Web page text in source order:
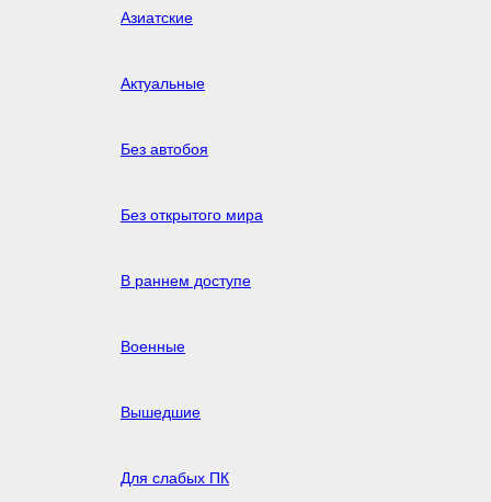
Азиатские
Актуальные
Без автобоя
Без открытого мира
В раннем доступе
Военные
Вышедшие
Для слабых ПК